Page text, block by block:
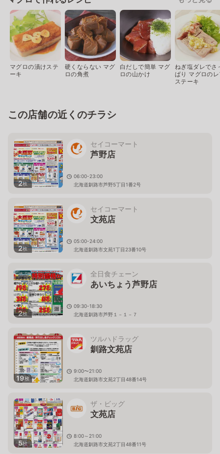
マグロの漬けステ
ーキ
硬くならない マグ
ロの角煮
白だしで簡単 マグ
ロの山かけ
ねぎ塩ダレでさ
ぱり マグロの
ステーキ
この店舗の近くのチラシ
2枚
セイコーマート
芦野店
06:00-23:00
北海道釧路市芦野5丁目1番2号
2枚
セイコーマート
文苑店
05:00-24:00
北海道釧路市文苑1丁目23番10号
2枚
全日食チェーン
あいちょう芦野店
09:30-18:30
北海道釧路市芦野１－１－７
19枚
ツルハドラッグ
釧路文苑店
9:00〜21:00
北海道釧路市文苑2丁目48番14号
5枚
ザ・ビッグ
文苑店
8:00～21:00
北海道釧路市文苑2丁目48番11号